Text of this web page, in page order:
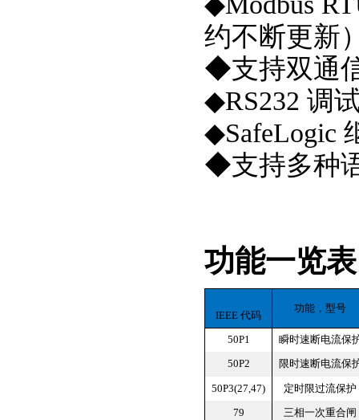
约不断更新
◆支持双通
◆RS232 调
◆SafeLogic
◆支持多种
功能一览表
IEEE 代码
功能，型号
50P1 瞬时速断电流保
50P2 限时速断电流保
50P3(27,47) 定时限过流保护
79 三相一次重合闸